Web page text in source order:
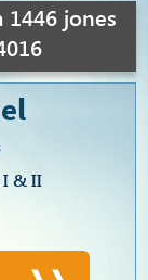
1446 jones
I & II